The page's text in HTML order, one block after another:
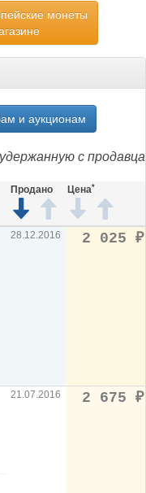
монеты
и аукционам
с продавца
Продано Цена*
28.12.2016 2 025 ₽
21.07.2016 2 675 ₽